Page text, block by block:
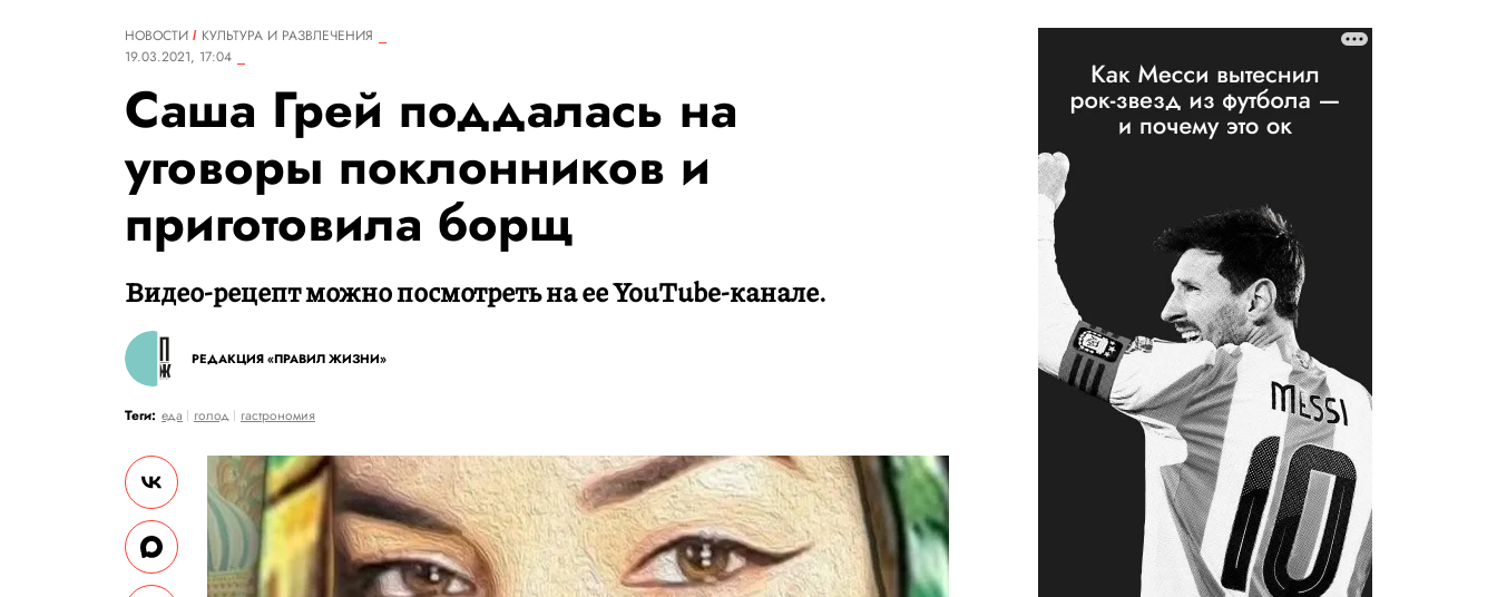
НОВОСТИ
КУЛЬТУРА И РАЗВЛЕЧЕНИЯ
19.03.2021, 17:04
Саша Грей поддалась на
уговоры поклонников и
приготовила борщ
Видео-рецепт можно посмотреть на ее YouTube-канале.
РЕДАКЦИЯ «ПРАВИЛ ЖИЗНИ»
Теги: еда голод гастрономия